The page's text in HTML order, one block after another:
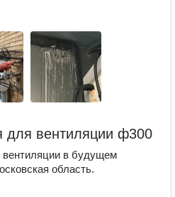
для вентиляции ф300
вентиляции в будущем
область.